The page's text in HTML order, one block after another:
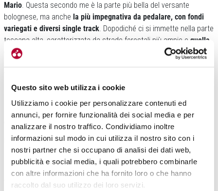
Questo sito web utilizza i cookie
Utilizziamo i cookie per personalizzare contenuti ed
annunci, per fornire funzionalità dei social media e per
analizzare il nostro traffico. Condividiamo inoltre
informazioni sul modo in cui utilizza il nostro sito con i
nostri partner che si occupano di analisi dei dati web,
pubblicità e social media, i quali potrebbero combinarle
con altre informazioni che ha fornito loro o che hanno
raccolto dal suo utilizzo dei loro servizi.
Mario. Questa secondo me è la parte più bella del versante
bolognese, ma anche la più impegnativa da pedalare, con fondi
variegati e diversi single track. Dopodiché ci si immette nella parte
toscana alta, caratterizzata da strade forestali più ampie e quella
che io reputo più affascinante, in quota, da Monte Venere al
strade bianche più battute e pedalabili, tipiche dell’Appennino
Toscano. Si ritorna a quote collinari e si transita a San Piero a
Sieve. Scendendo da lì si gode diuna vista panoramica su Firenze
che è tanta roba
In quante tappe si può percorrere la Via?
Chi èveramente allenato può pensare di farla in un giorno solo
ma stiamo parlando di gente abituata a stare tante ore in sella.
Altrimenti la soluzione in due giorni la reputo ottimale, specie per